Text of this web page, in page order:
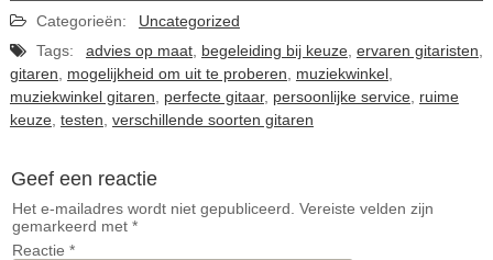
Categorieën:
Uncategorized
Tags:
advies op maat, begeleiding bij keuze, ervaren gitaristen
gitaren
mogelijkheid om uit te proberen muziekwinkel,
muziekwinkel gitaren
perfecte gitaar, persoonlijke service, ruime
keuze, testen verschillende soorten gitaren
Geef een reactie
Het e-mailadres wordt niet gepubliceerd. Vereiste velden zijn
gemarkeerd met *
Reactie *